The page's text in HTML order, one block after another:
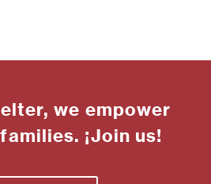
we empower
¡Join us!